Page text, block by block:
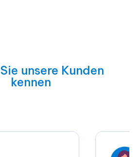
Sie unsere Kunden
kennen